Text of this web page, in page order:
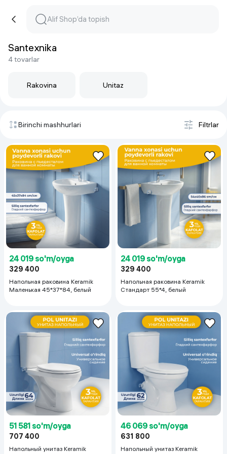
Santexnika
4 tovarlar
Rakovina Unitaz
Birinchi mashhurlari Filtrlar
24 019 so'm/oyga
329 400
Напольная раковина Keramik
Маленькая 45*37*84, белый
24 019 so'm/oyga
329 400
Напольная раковина Keramik
Стандарт 55*4, белый
51 581 so'm/oyga
707 400
Напольный унитаз Keramik
46 069 so'm/oyga
631 800
Напольный унитаз Keramik